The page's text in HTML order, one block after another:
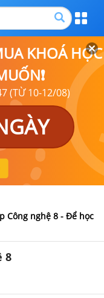
KHOÁ HỌC
(TỪ 10-12/08)
Công nghệ 8 - Để học
8